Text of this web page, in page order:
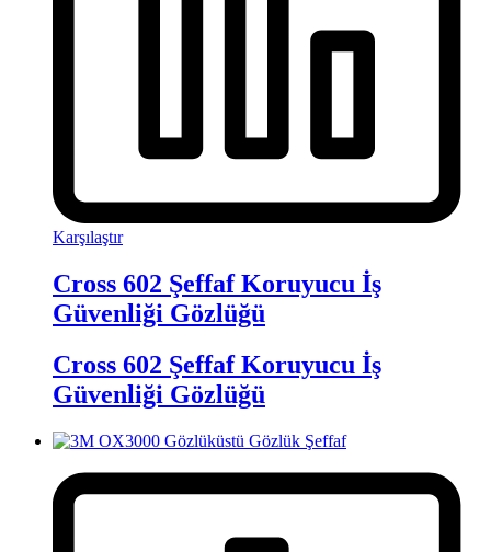
Karşılaştır
Cross 602 Şeffaf Koruyucu İş
Güvenliği Gözlüğü
Cross 602 Şeffaf Koruyucu İş
Güvenliği Gözlüğü